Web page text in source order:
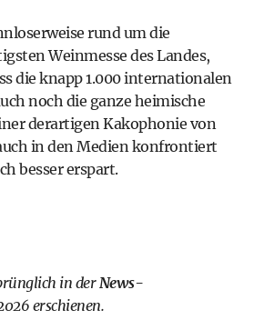
rund um die
Weinmesse des Landes,
die knapp 1.000 internationalen
noch die ganze heimische
derartigen Kakophonie von
in den Medien konfrontiert
besser erspart.
in derNews-
erschienen.